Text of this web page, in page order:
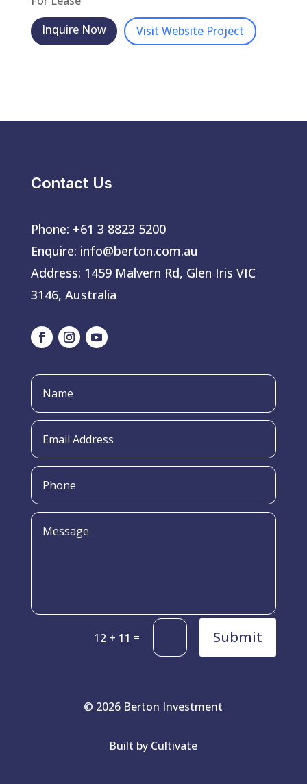
Inquire Now
Visit Website Project
Contact Us
Phone: +61 3 8823 5200
Enquire: info@berton.com.au
Address: 1459 Malvern Rd, Glen Iris VIC
3146, Australia
12 + 11 = Submit
© 2026 Berton Investment
Built by Cultivate